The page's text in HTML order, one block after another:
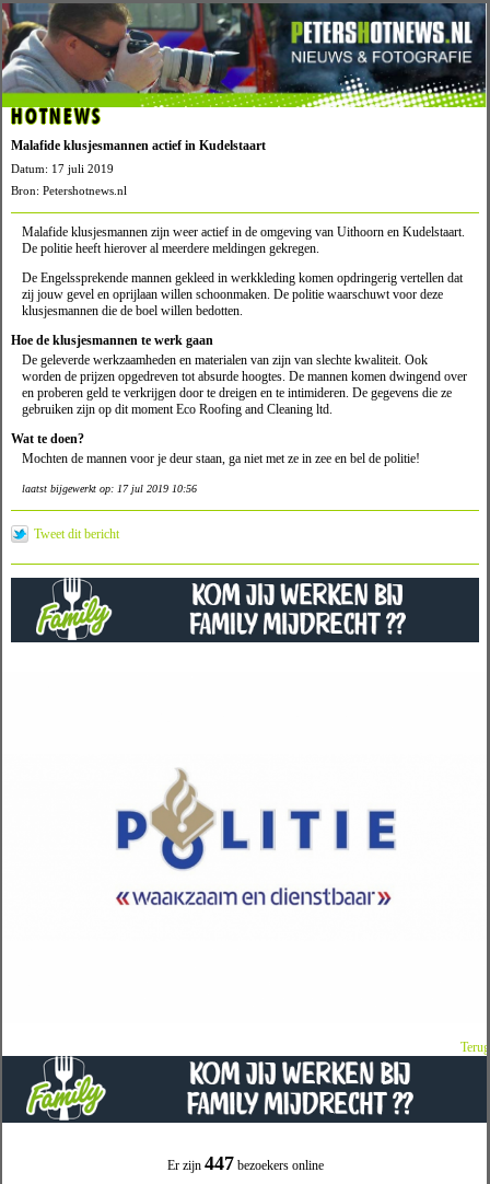
Er zijn 447 bezoekers online
HOTNEWS
Malafide klusjesmannen actief in Kudelstaart
Datum: 17 juli 2019
Bron: Petershotnews.nl
Malafide klusjesmannen zijn weer actief in de omgeving van Uithoorn en Kudelstaart.
De politie heeft hierover al meerdere meldingen gekregen.
De Engelssprekende mannen gekleed in werkkleding komen opdringerig vertellen dat
zij jouw gevel en oprijlaan willen schoonmaken. De politie waarschuwt voor deze
klusjesmannen die de boel willen bedotten.
Hoe de klusjesmannen te werk gaan
De geleverde werkzaamheden en materialen van zijn van slechte kwaliteit. Ook
worden de prijzen opgedreven tot absurde hoogtes. De mannen komen dwingend over
en proberen geld te verkrijgen door te dreigen en te intimideren. De gegevens die ze
gebruiken zijn op dit moment Eco Roofing and Cleaning ltd.
Wat te doen?
Mochten de mannen voor je deur staan, ga niet met ze in zee en bel de politie!
laatst bijgewerkt op: 17 jul 2019 10:56
Tweet dit bericht
Terug